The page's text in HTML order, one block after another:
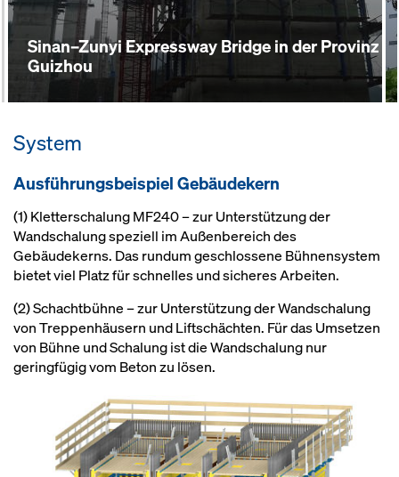
Sinan–Zunyi Expressway Bridge in der Provinz
Guizhou
System
Ausführungsbeispiel Gebäudekern
(1) Kletterschalung MF240 – zur Unterstützung der
Wandschalung speziell im Außenbereich des
Gebäudekerns. Das rundum geschlossene Bühnensystem
bietet viel Platz für schnelles und sicheres Arbeiten.
(2) Schachtbühne – zur Unterstützung der Wandschalung
von Treppenhäusern und Liftschächten. Für das Umsetzen
von Bühne und Schalung ist die Wandschalung nur
geringfügig vom Beton zu lösen.